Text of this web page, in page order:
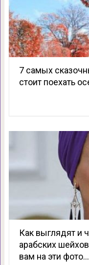
7 самых
стоит поехать
Как выглядят и
арабских
вам на эти фото…